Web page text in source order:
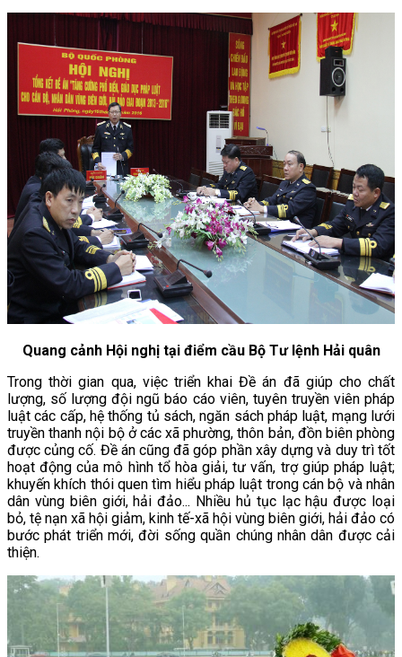
Quang cảnh Hội nghị tại điểm cầu Bộ Tư lệnh Hải quân
Trong thời gian qua, việc triển khai Đề án đã giúp cho chất
lượng, số lượng đội ngũ báo cáo viên, tuyên truyền viên pháp
luật các cấp, hệ thống tủ sách, ngăn sách pháp luật, mạng lưới
truyền thanh nội bộ ở các xã phường, thôn bản, đồn biên phòng
được củng cố. Đề án cũng đã góp phần xây dựng và duy trì tốt
hoạt động của mô hình tổ hòa giải, tư vấn, trợ giúp pháp luật;
khuyến khích thói quen tìm hiểu pháp luật trong cán bộ và nhân
dân vùng biên giới, hải đảo... Nhiều hủ tục lạc hậu được loại
bỏ, tệ nạn xã hội giảm, kinh tế-xã hội vùng biên giới, hải đảo có
bước phát triển mới, đời sống quần chúng nhân dân được cải
thiện.